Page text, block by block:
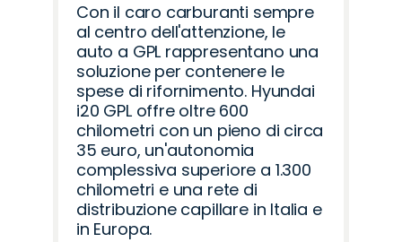
Con il caro carburanti sempre
al centro dell'attenzione, le
auto a GPL rappresentano una
soluzione per contenere le
spese di rifornimento. Hyundai
i20 GPL offre oltre 600
chilometri con un pieno di circa
35 euro, un'autonomia
complessiva superiore a 1.300
chilometri e una rete di
distribuzione capillare in Italia e
in Europa.